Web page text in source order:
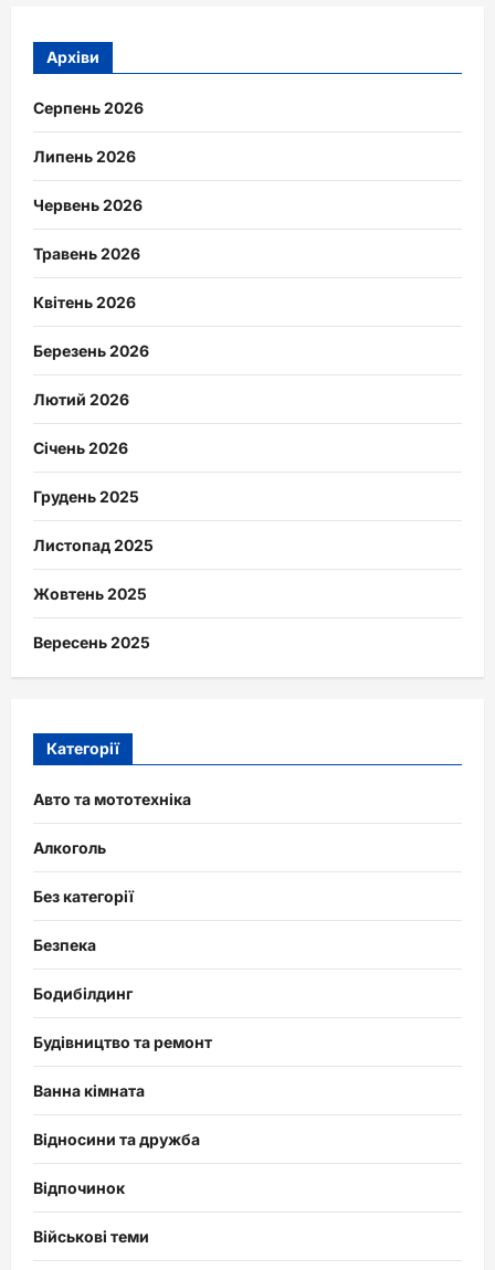
Архіви
Серпень 2026
Липень 2026
Червень 2026
Травень 2026
Квітень 2026
Березень 2026
Лютий 2026
Січень 2026
Грудень 2025
Листопад 2025
Жовтень 2025
Вересень 2025
Категорії
Авто та мототехніка
Алкоголь
Без категорії
Безпека
Бодибілдинг
Будівництво та ремонт
Ванна кімната
Відносини та дружба
Відпочинок
Військові теми